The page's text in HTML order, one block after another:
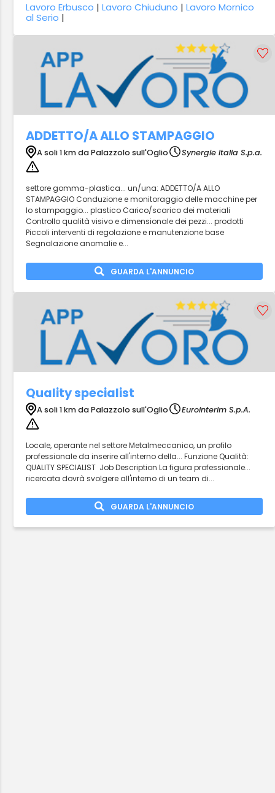
Lavoro Erbusco |Lavoro Chiuduno |Lavoro Mornico
al Serio |
ADDETTO/A ALLO STAMPAGGIO
A soli 1 km da Palazzolo sull'Oglio Synergie Italia S.p.a.
settore gomma-plastica... un/una: ADDETTO/A ALLO
STAMPAGGIO Conduzione e monitoraggio delle macchine per
lo stampaggio... plastico Carico/scarico dei materiali
Controllo qualità visivo e dimensionale dei pezzi... prodotti
Piccoli interventi di regolazione e manutenzione base
Segnalazione anomalie e...
GUARDA L'ANNUNCIO
Quality specialist
A soli 1 km da Palazzolo sull'Oglio Eurointerim S.p.A.
Locale, operante nel settore Metalmeccanico, un profilo
professionale da inserire all'interno della... Funzione Qualità:
QUALITY SPECIALIST Job Description La figura professionale...
ricercata dovrà svolgere all'interno di un team di...
GUARDA L'ANNUNCIO